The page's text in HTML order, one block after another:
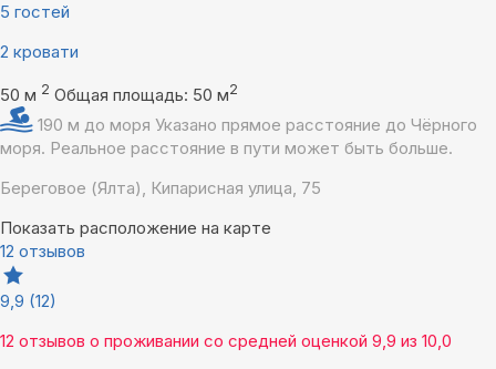
5 гостей
2 кровати
50 м 2 Общая площадь: 50 м2
190 м до моря Указано прямое расстояние до Чёрного
моря. Реальное расстояние в пути может быть больше.
Береговое (Ялта), Кипарисная улица, 75
Показать расположение на карте
12 отзывов
9,9 (12)
12 отзывов о проживании со средней оценкой 9,9 из 10,0